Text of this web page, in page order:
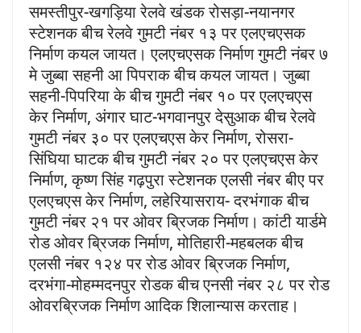
समस्तीपुर-खगड़िया रेलवे खंडक रोसड़ा-नयानगर
स्टेशनक बीच रेलवे गुमटी नंबर १३ पर एलएचएसक
निर्माण कयल जायत। एलएचएसक निर्माण गुमटी नंबर ७
मे जुब्बा सहनी आ पिपराक बीच कयल जायत। जुब्बा
सहनी-पिपरिया के बीच गुमटी नंबर १० पर एलएचएस
केर निर्माण, अंगार घाट-भगवानपुर देसुआक बीच रेलवे
गुमटी नंबर ३० पर एलएचएस केर निर्माण, रोसरा-
सिंघिया घाटक बीच गुमटी नंबर २० पर एलएचएस केर
निर्माण, कृष्ण सिंह गढ़पुरा स्टेशनक एलसी नंबर बीए पर
एलएचएस केर निर्माण, लहेरियासराय- दरभंगाक बीच
गुमटी नंबर २१ पर ओवर ब्रिजक निर्माण। कांटी यार्डमे
रोड ओवर ब्रिजक निर्माण, मोतिहारी-महबलक बीच
एलसी नंबर १२४ पर रोड ओवर ब्रिजक निर्माण,
दरभंगा-मोहम्मदनपुर रोडक बीच एनसी नंबर २८ पर रोड
ओवरब्रिजक निर्माण आदिक शिलान्यास करताह।